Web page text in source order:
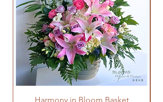
Harmony in Bloom Basket